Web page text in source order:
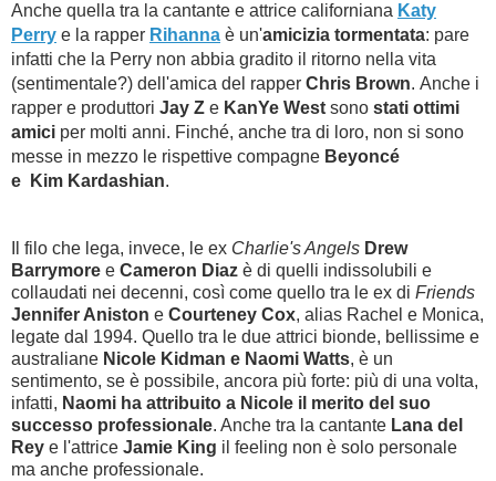
Anche quella tra la cantante e attrice californiana Katy
Perry e la rapper Rihanna è un'amicizia tormentata: pare
infatti che la Perry non abbia gradito il ritorno nella vita
(sentimentale?) dell'amica del rapper Chris Brown. Anche i
rapper e produttori Jay Z e KanYe West sono stati ottimi
amici per molti anni. Finché, anche tra di loro, non si sono
messe in mezzo le rispettive compagne Beyoncé
e Kim Kardashian.
Il filo che lega, invece, le ex Charlie's Angels Drew
Barrymore e Cameron Diaz è di quelli indissolubili e
collaudati nei decenni, così come quello tra le ex di Friends
Jennifer Aniston e Courteney Cox, alias Rachel e Monica,
legate dal 1994. Quello tra le due attrici bionde, bellissime e
australiane Nicole Kidman e Naomi Watts, è un
sentimento, se è possibile, ancora più forte: più di una volta,
infatti, Naomi ha attribuito a Nicole il merito del suo
successo professionale. Anche tra la cantante Lana del
Rey e l'attrice Jamie King il feeling non è solo personale
ma anche professionale.